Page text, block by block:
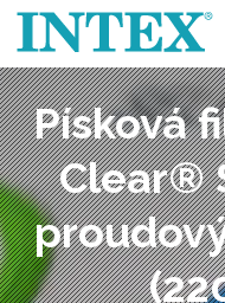
Písková
Clear®